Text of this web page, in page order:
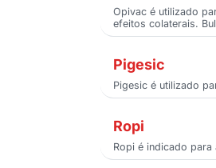
Opivac é utilizado
efeitos colaterais.
Pigesic
Pigesic é utilizado
Ropi
Ropi é indicado